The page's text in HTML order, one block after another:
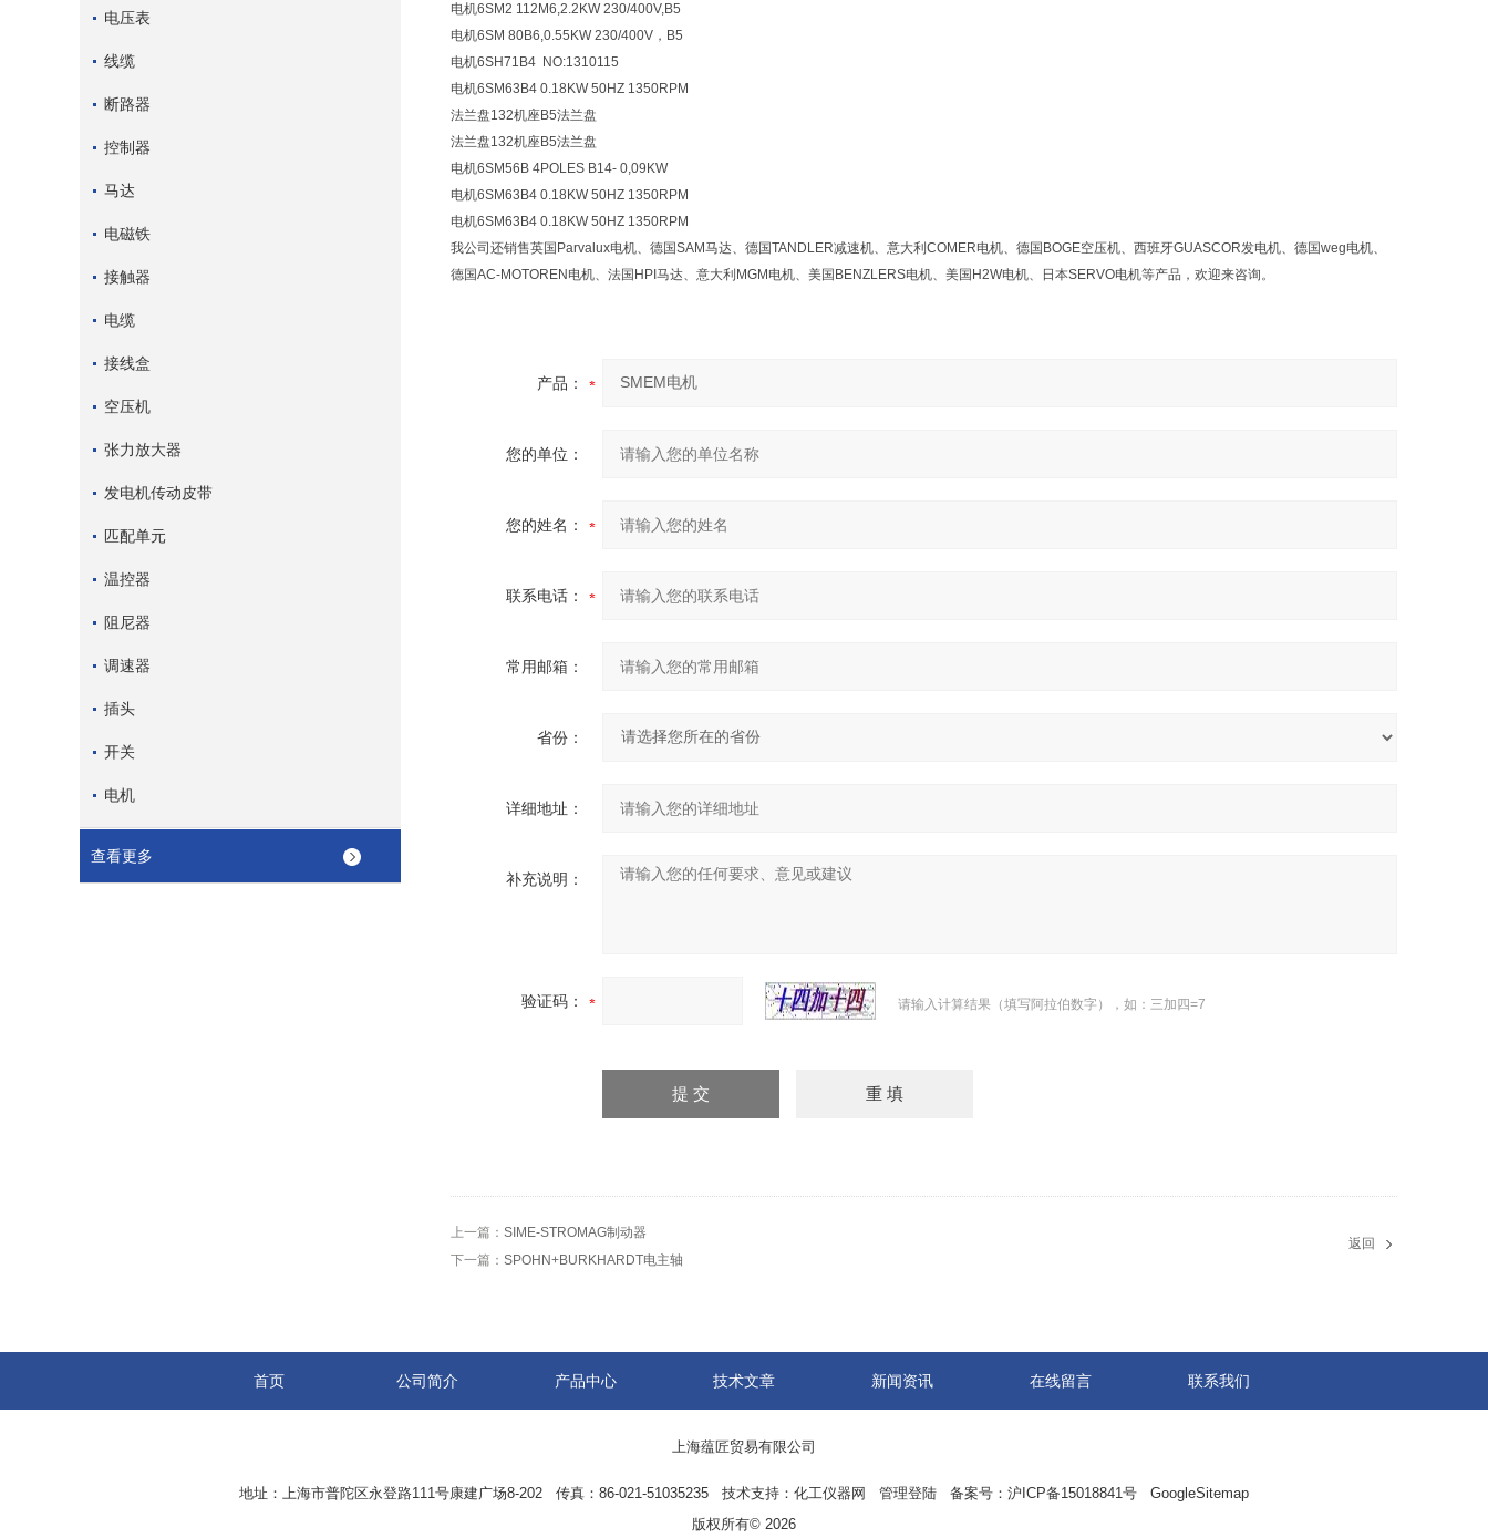
电压表
线缆
断路器
控制器
马达
电磁铁
接触器
电缆
接线盒
空压机
张力放大器
发电机传动皮带
匹配单元
温控器
阻尼器
调速器
插头
开关
电机
查看更多
电机6SM2 112M6,2.2KW 230/400V,B5
电机6SM 80B6,0.55KW 230/400V，B5
电机6SH71B4 NO:1310115
电机6SM63B4 0.18KW 50HZ 1350RPM
法兰盘132机座B5法兰盘
法兰盘132机座B5法兰盘
电机6SM56B 4POLES B14- 0,09KW
电机6SM63B4 0.18KW 50HZ 1350RPM
电机6SM63B4 0.18KW 50HZ 1350RPM
我公司还销售英国Parvalux电机、德国SAM马达、德国TANDLER减速机、意大利COMER电机、德国BOGE空压机、西班牙GUASCOR发电机、德国weg电机、
德国AC-MOTOREN电机、法国HPI马达、意大利MGM电机、美国BENZLERS电机、美国H2W电机、日本SERVO电机等产品，欢迎来咨询。
产品：
您的单位：
您的姓名：
联系电话：
常用邮箱：
省份：
详细地址：
补充说明：
验证码： 请输入计算结果（填写阿拉伯数字），如：三加四=7
上一篇： SIME-STROMAG制动器
下一篇： SPOHN+BURKHARDT电主轴
返回
首页 公司简介 产品中心 技术文章 新闻资讯 在线留言 联系我们
上海蕴匠贸易有限公司
地址：上海市普陀区永登路111号康建广场8-202 传真：86-021-51035235 技术支持： 化工仪器网 管理登陆 备案号： 沪ICP备15018841号
GoogleSitemap
版权所有© 2026